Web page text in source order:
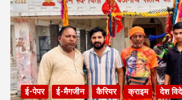
ई-पेपर ई-मैगजीन कैरियर क्राइम देश